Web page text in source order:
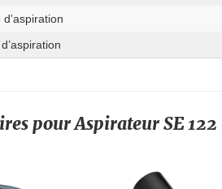
pour Aspirateur SE 122